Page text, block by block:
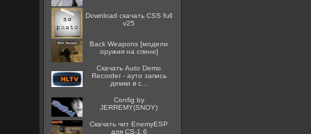
Download скачать CSS full
v25
Back Weapons [модели
оружия на спине]
Скачать Auto Demo
Recorder - ауто запись
демки в c...
Config by
JERREMY(SNOY)
Скачать чит EnemyESP
для CS-1.6